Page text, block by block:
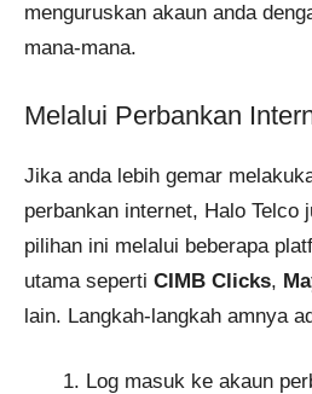
menguruskan akaun anda
mana-mana.
Melalui Perbankan
Jika anda lebih gemar
perbankan internet, Halo Telco
pilihan ini melalui beberapa
utama seperti CIMB Clicks,
lain. Langkah-langkah amnya
Log masuk ke akaun